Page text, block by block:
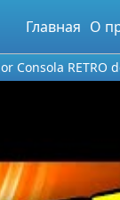
Главная О
Consola